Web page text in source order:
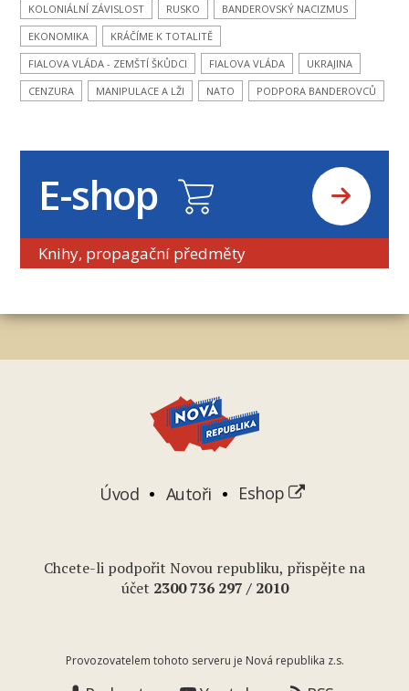
KOLONIÁLNÍ ZÁVISLOST
RUSKO
BANDEROVSKÝ NACIZMUS
EKONOMIKA
KRÁČÍME K TOTALITĚ
FIALOVA VLÁDA - ZEMŠTÍ ŠKŮDCI
FIALOVA VLÁDA
UKRAJINA
CENZURA
MANIPULACE A LŽI NATO PODPORA BANDEROVCŮ
E-shop
Knihy, propagační předměty
Úvod Autoři Eshop
Chcete-li podpořit Novou republiku, přispějte na
účet 2300 736 297 / 2010
Provozovatelem tohoto serveru je Nová republika z.s.